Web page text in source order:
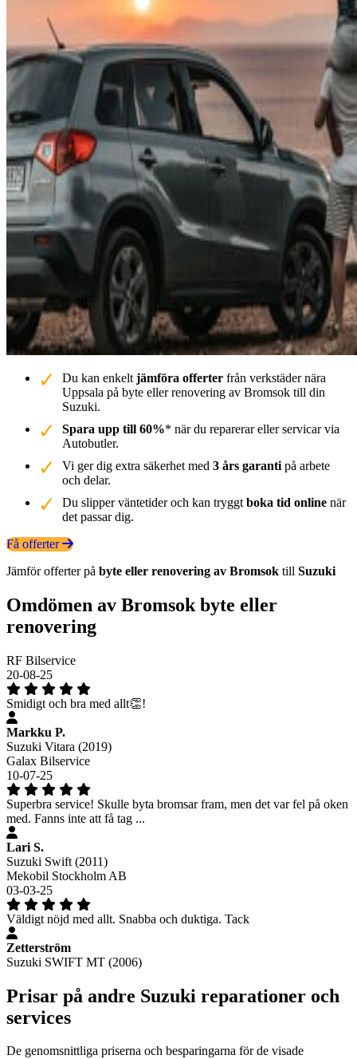
Du kan enkelt jämföra offerter från verkstäder nära
Uppsala på byte eller renovering av Bromsok till din
Suzuki.
Spara upp till 60%* när du reparerar eller servicar via
Autobutler.
Vi ger dig extra säkerhet med 3 års garanti på arbete
och delar.
Du slipper väntetider och kan tryggt boka tid online när
det passar dig.
Få offerter
Jämför offerter på byte eller renovering av Bromsok till Suzuki
Omdömen av Bromsok byte eller
renovering
RF Bilservice
20-08-25
Smidigt och bra med allt👏!
Markku P.
Suzuki Vitara (2019)
Galax Bilservice
10-07-25
Superbra service! Skulle byta bromsar fram, men det var fel på oken
med. Fanns inte att få tag ...
Lari S.
Suzuki Swift (2011)
Mekobil Stockholm AB
03-03-25
Väldigt nöjd med allt. Snabba och duktiga. Tack
Zetterström
Suzuki SWIFT MT (2006)
Prisar på andre Suzuki reparationer och
services
De genomsnittliga priserna och besparingarna för de visade